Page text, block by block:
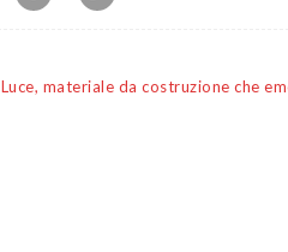
Luce, materiale da costruzione che